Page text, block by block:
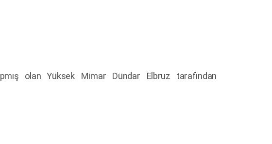
olan Yüksek Mimar Dündar Elbruz tarafından